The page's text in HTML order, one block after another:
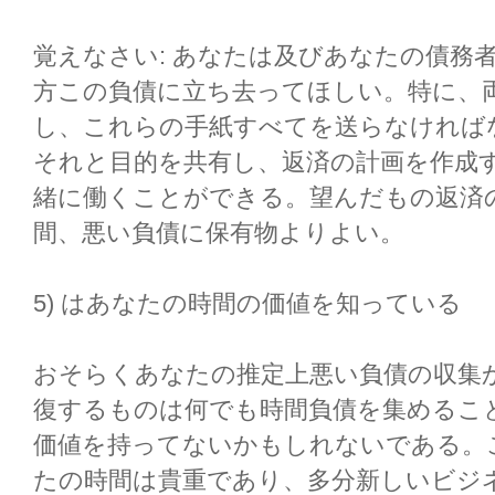
覚えなさい: あなたは及びあなたの債務
方この負債に立ち去ってほしい。特に
し、これらの手紙すべてを送らなけれ
それと目的を共有し、返済の計画を作
緒に働くことができる。望んだもの返
間、悪い負債に保有物よりよい。
5) はあなたの時間の価値を知っている
おそらくあなたの推定上悪い負債の収
復するものは何でも時間負債を集める
価値を持ってないかもしれないである
たの時間は貴重であり、多分新しいビ